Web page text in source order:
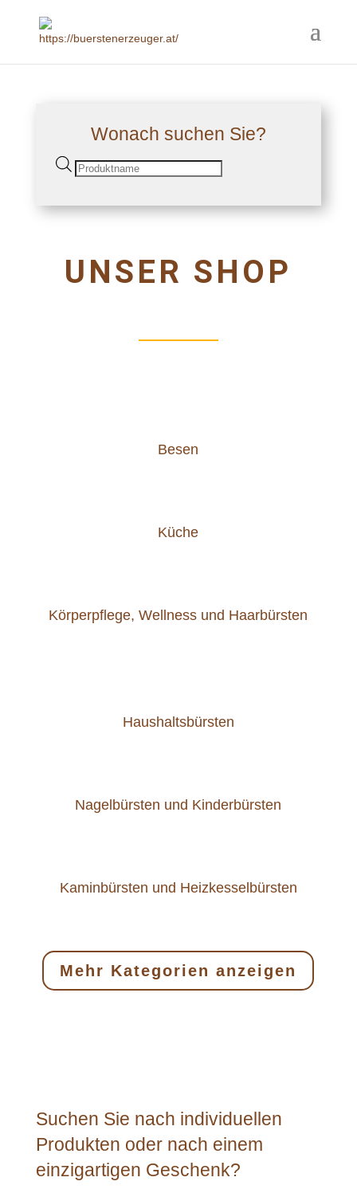
Wonach suchen Sie?
Products
UNSER SHOP
Besen
Küche
Körperpflege, Wellness und Haarbürsten
Haushaltsbürsten
Nagelbürsten und Kinderbürsten
Kaminbürsten und Heizkesselbürsten
Mehr Kategorien anzeigen
Suchen Sie nach individuellen
Produkten oder nach einem
einzigartigen Geschenk?